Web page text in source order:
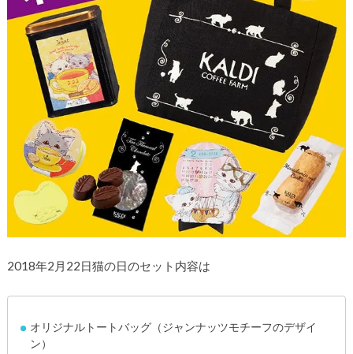
2018年2月22日猫の日のセット内容は
オリジナルトートバッグ（ジャンナッツモチーフのデザイ
ン）